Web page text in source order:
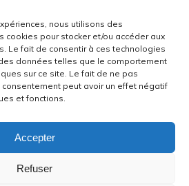
nous utilisons des
cookies pour stocker et/ou accéder aux
Le fait de consentir à ces technologies
données telles que le comportement
sur ce site. Le fait de ne pas
peut avoir un effet négatif
et fonctions.
Accepter
Refuser
RENDEZ-VOUS
2026Autour du Feu 77
RGPD